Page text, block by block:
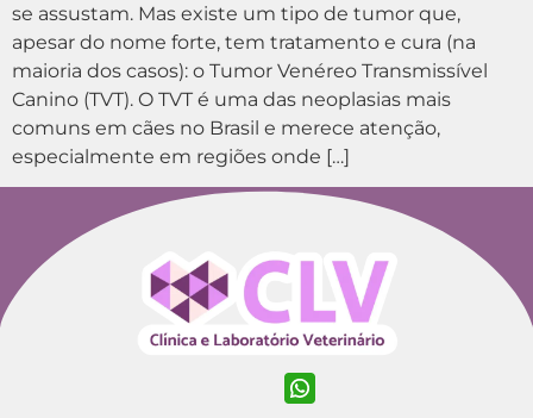
se assustam. Mas existe um tipo de tumor que,
apesar do nome forte, tem tratamento e cura (na
maioria dos casos): o Tumor Venéreo Transmissível
Canino (TVT). O TVT é uma das neoplasias mais
comuns em cães no Brasil e merece atenção,
especialmente em regiões onde […]